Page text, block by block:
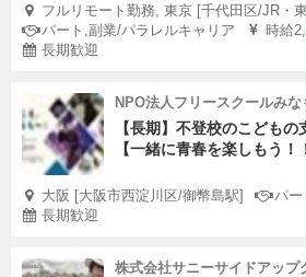
フルリモート勤務, 東京 [千代田区/JR・
パート,副業/パラレルキャリア
時給
長期歓迎
NPO法人フリースクールみな
【長期】不登校のこどもの
【一緒に青春を楽しもう！
大阪 [大阪市西淀川区/御幣島駅] パー
長期歓迎
株式会社サニーサイドアップ